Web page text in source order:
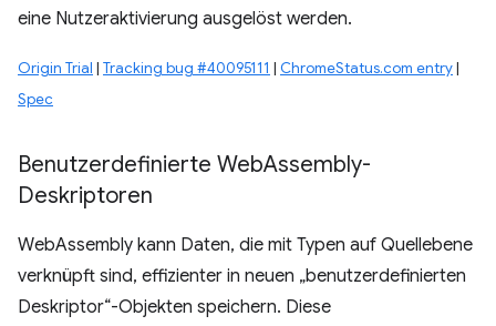
eine Nutzeraktivierung ausgelöst werden.
Origin Trial | Tracking bug #40095111 | ChromeStatus.com entry|
Spec
Benutzerdefinierte WebAssembly-
Deskriptoren
WebAssembly kann Daten, die mit Typen auf Quellebene
verknüpft sind, effizienter in neuen „benutzerdefinierten
Deskriptor“-Objekten speichern. Diese